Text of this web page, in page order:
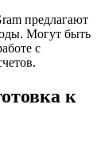
предлагают
Могут быть
с
к